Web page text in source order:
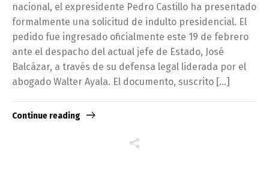
nacional, el expresidente Pedro Castillo ha presentado
formalmente una solicitud de indulto presidencial. El
pedido fue ingresado oficialmente este 19 de febrero
ante el despacho del actual jefe de Estado, José
Balcázar, a través de su defensa legal liderada por el
abogado Walter Ayala. El documento, suscrito […]
Continue reading